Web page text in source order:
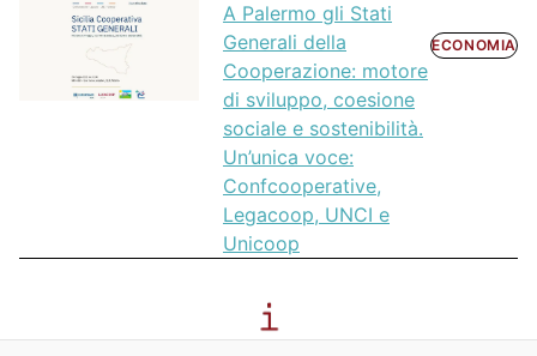
A Palermo gli Stati
Generali della
Cooperazione: motore
di sviluppo, coesione
sociale e sostenibilità.
Un’unica voce:
Confcooperative,
Legacoop, UNCI e
Unicoop
ECONOMIA